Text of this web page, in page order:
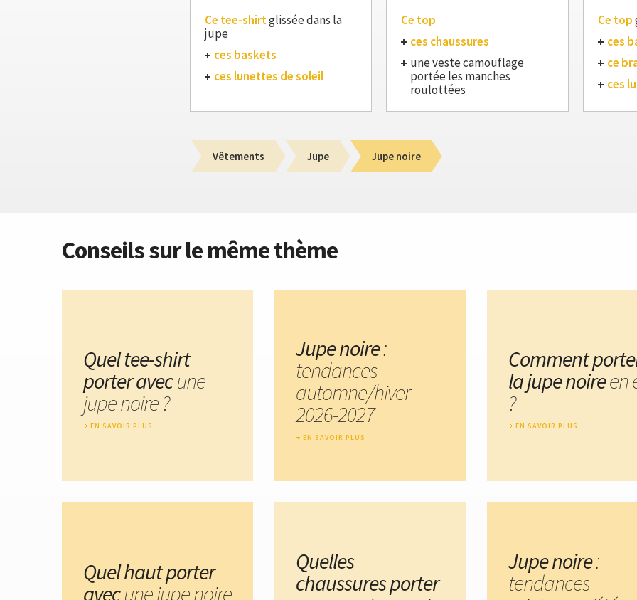
Ce tee-shirtglissée dans la
jupe
ces baskets
ces lunettes de soleil
Ce top
ces chaussures
une veste camouflage
portée les manches
roulottées
Ce top
ces
ce
ces
Vêtements Jupe Jupe noire
Conseils sur le même thème
Quel tee-shirt
porter avecune
jupe noire ?
EN SAVOIR PLUS
Jupe noire:
tendances
automne/hiver
2026-2027
EN SAVOIR PLUS
Comment
la jupe noireen
?
EN SAVOIR PLUS
Quel haut porter
avecune jupe noire
Quelles
chaussures porter
Jupe noire:
tendances